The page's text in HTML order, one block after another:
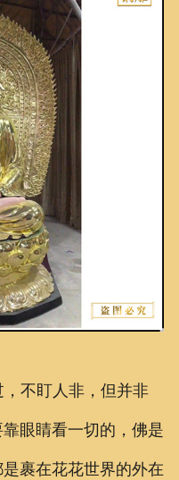
不盯人非，但并非
眼睛看一切的，佛是
裹在花花世界的外在